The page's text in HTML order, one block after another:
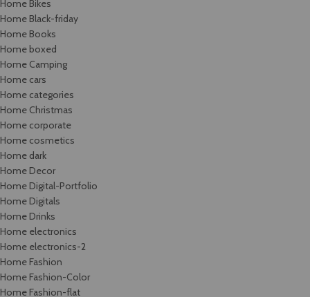
Home Bikes
Home Black-friday
Home Books
Home boxed
Home Camping
Home cars
Home categories
Home Christmas
Home corporate
Home cosmetics
Home dark
Home Decor
Home Digital-Portfolio
Home Digitals
Home Drinks
Home electronics
Home electronics-2
Home Fashion
Home Fashion-Color
Home Fashion-flat